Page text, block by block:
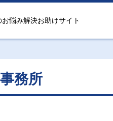
悩み解決お助けサイト
務所